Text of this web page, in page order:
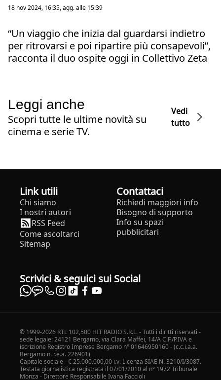
18 nov 2024, 16:35, agg. alle 15:39
“Un viaggio che inizia dal guardarsi indietro
per ritrovarsi e poi ripartire più consapevoli”,
racconta il duo ospite oggi in Collettivo Zeta
Leggi anche
Scopri tutte le ultime novità su
cinema e serie TV.
Vedi
tutto
Link utili
Chi siamo
I nostri autori
RSS Feed
Come ascoltarci
Sitemap
Contattaci
Richiedi maggiori info
Bisogno di supporto
Info su spazi
pubblicitari
Scrivici & seguici sui Social
© 1999-2026 RTL 102,500 HIT RADIO S.R.L. - Tutti i diritti riservati -
sede legale: 24121 Bergamo, via Clara Maffei, 14/A C.F./P.IVA e
iscrizione Registro Imprese Bergamo n° 01646950160 - (c.c.i.a.a.
Bergamo n. r.e.a. 226901)
Capitale sociale - € 25.000.000,00 i.v. Licenza SIAE N. 3210/I/3087.
Testata giornalistica registrata il 07/01/2010 al n° 1972 Tribunale
Monza - Direttore Responsabile Ivana Faccioli